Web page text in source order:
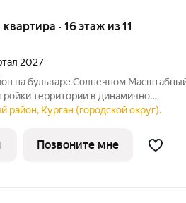
· 16 этаж из 11
2027
территории в динамично
вблизи парка «Царёво
район, Курган (городской округ).
Позвоните мне